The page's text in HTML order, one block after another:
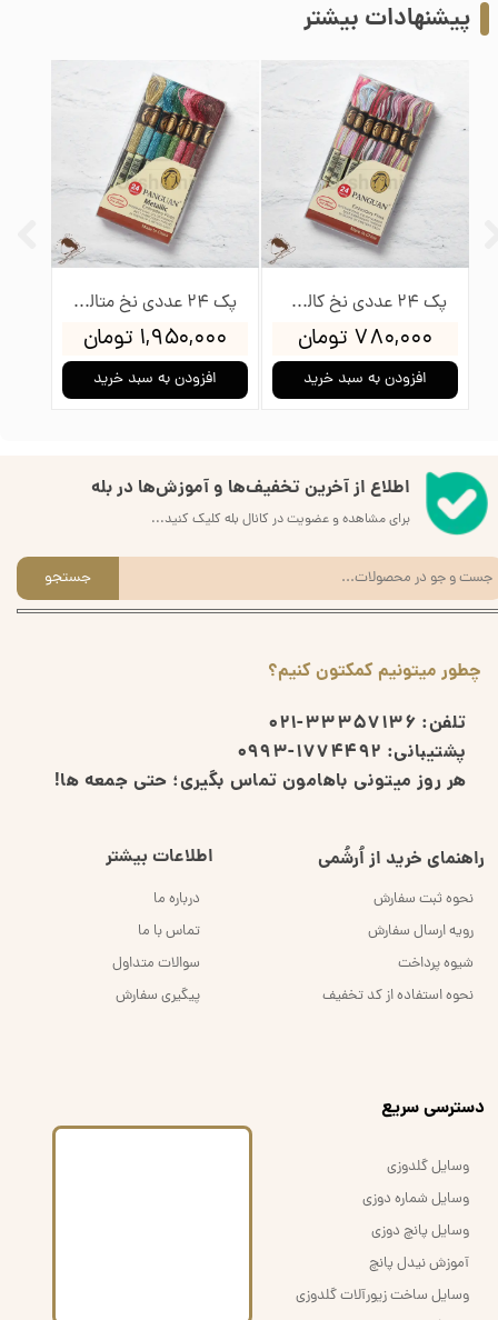
۱,۹۵۰,۰۰۰ تومان
افزودن به سبد خرید
۷۸۰,۰۰۰ تومان
افزودن به سبد خرید
پیشنهادات بیشتر
چطور میتونیم کمکتون کنیم؟
تلفن: 33357136-021
پشتیبانی: 1774492-0993
هر روز میتونی باهامون تماس بگیری؛ حتی جمعه ها!
راهنمای خرید از اُرشُمی
نحوه ثبت سفارش
رویه ارسال سفارش
شیوه پرداخت
نحوه استفاده از کد تخفیف
اطلاعات بیشتر
درباره ما
تماس با ما
سوالات متداول
پیگیری سفارش
اطلاع از آخرین تخفیف‌ها و آموزش‌ها در بله
برای مشاهده و عضویت در کانال بله کلیک کنید...
جستجو
​دسترسی سریع
وسایل گلدوزی
وسایل شماره دوزی
وسایل پانچ دوزی
آموزش نیدل پانچ
وسایل ساخت زیورآلات گلدوزی